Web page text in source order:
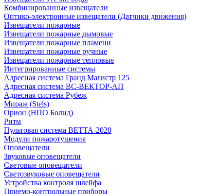
Комбинированные извещатели
Оптико-электронные извещатели (Датчики движения)
Извещатели пожарные
Извещатели пожарные дымовые
Извещатели пожарные пламени
Извещатели пожарные ручные
Извещатели пожарные тепловые
Интегрированные системы
Адресная система Гранд Магистр 125
Адресная система ВС-ВЕКТОР-АП
Адресная система Рубеж
Мираж (Stels)
Орион (НПО Болид)
Ритм
Пультовая система ВЕТТА-2020
Модули пожаротушения
Оповещатели
Звуковые оповещатели
Световые оповещатели
Светозвуковые оповещатели
Устройства контроля шлейфа
Приемо-контрольные приборы